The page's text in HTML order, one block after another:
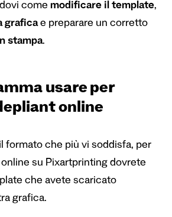
come modificare il template,
graficae preparare un corretto
stampa.
usare per
online
formato che più vi soddisfa, per
su Pixartprinting dovrete
che avete scaricato
grafica.